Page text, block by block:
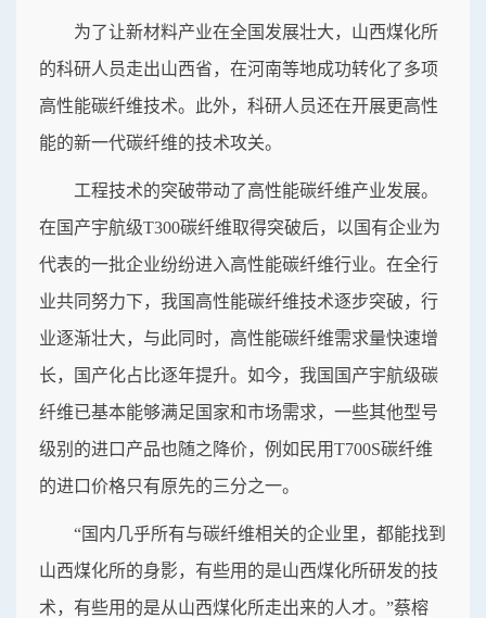
为了让新材料产业在全国发展壮大，山西煤化所
的科研人员走出山西省，在河南等地成功转化了多项
高性能碳纤维技术。此外，科研人员还在开展更高性
能的新一代碳纤维的技术攻关。
工程技术的突破带动了高性能碳纤维产业发展。
在国产宇航级T300碳纤维取得突破后，以国有企业为
代表的一批企业纷纷进入高性能碳纤维行业。在全行
业共同努力下，我国高性能碳纤维技术逐步突破，行
业逐渐壮大，与此同时，高性能碳纤维需求量快速增
长，国产化占比逐年提升。如今，我国国产宇航级碳
纤维已基本能够满足国家和市场需求，一些其他型号
级别的进口产品也随之降价，例如民用T700S碳纤维
的进口价格只有原先的三分之一。
“国内几乎所有与碳纤维相关的企业里，都能找到
山西煤化所的身影，有些用的是山西煤化所研发的技
术，有些用的是从山西煤化所走出来的人才。”蔡榕